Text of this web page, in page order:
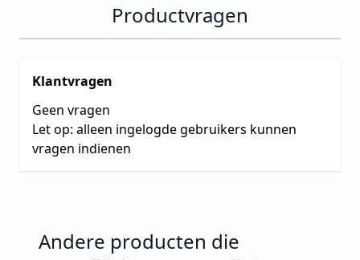
Productvragen
Klantvragen
Geen vragen
Let op: alleen ingelogde gebruikers kunnen
vragen indienen
Andere producten die